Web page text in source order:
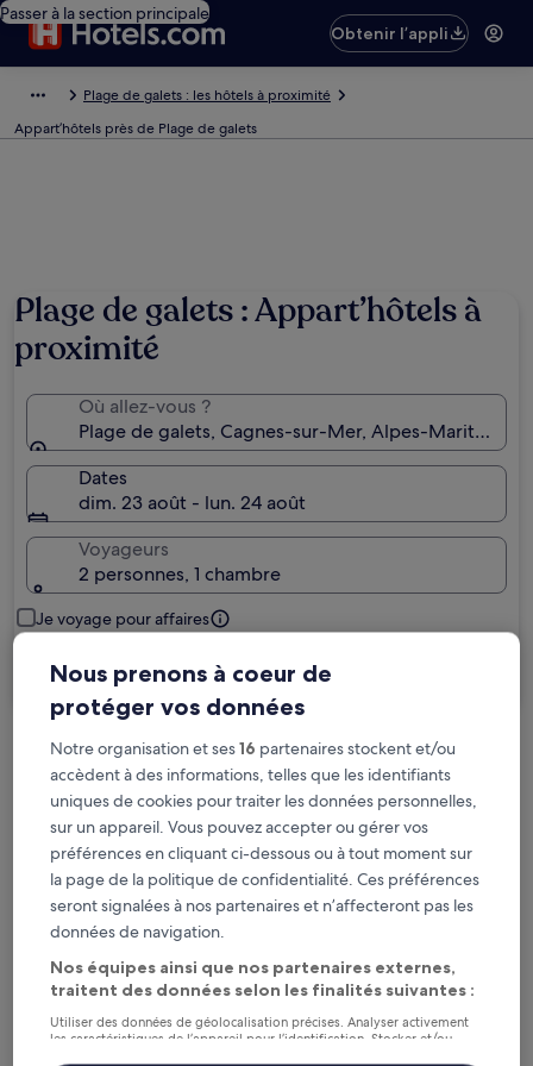
Passer à la section principale
Obtenir l’appli
Plage de galets : les hôtels à proximité
Appart’hôtels près de Plage de galets
Plage de galets : Appart’hôtels à
proximité
Où allez-vous ?
Plage de galets, Cagnes-sur-Mer, Alpes-Maritimes,
Dates
dim. 23 août - lun. 24 août
Voyageurs
2 personnes, 1 chambre
Je voyage pour affaires
Rechercher
Options d’annulation gratuite en cas de
changement de programme
Gagnez des récompenses pour chaque
nuit séjournée
Économisez plus grâce aux Prix membres
Consultez les prix pour ces dates
Nous prenons à coeur de
protéger vos données
Notre organisation et ses16 partenaires stockent et/ou
accèdent à des informations, telles que les identifiants
uniques de cookies pour traiter les données personnelles,
sur un appareil. Vous pouvez accepter ou gérer vos
préférences en cliquant ci-dessous ou à tout moment sur
la page de la politique de confidentialité. Ces préférences
seront signalées à nos partenaires et n’affecteront pas les
données de navigation.
Nos équipes ainsi que nos partenaires externes,
traitent des données selon les finalités suivantes :
Utiliser des données de géolocalisation précises. Analyser activement
les caractéristiques de l’appareil pour l’identification. Stocker et/ou